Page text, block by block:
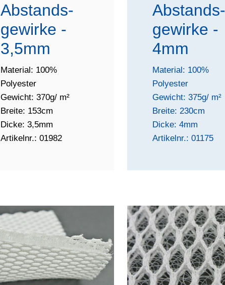
Abstands-
gewirke -
3,5mm
Material: 100%
Polyester
Gewicht: 370g/ m²
Breite: 153cm
Dicke: 3,5mm
Artikelnr.: 01982
Abstands-
gewirke -
4mm
Material: 100%
Polyester
Gewicht: 375g/ m²
Breite: 230cm
Dicke: 4mm
Artikelnr.: 01175